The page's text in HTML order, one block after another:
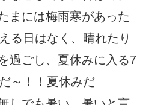
まには梅雨寒があった
る日はなく、晴れたり
過ごし、夏休みに入る7
～！！夏休みだ